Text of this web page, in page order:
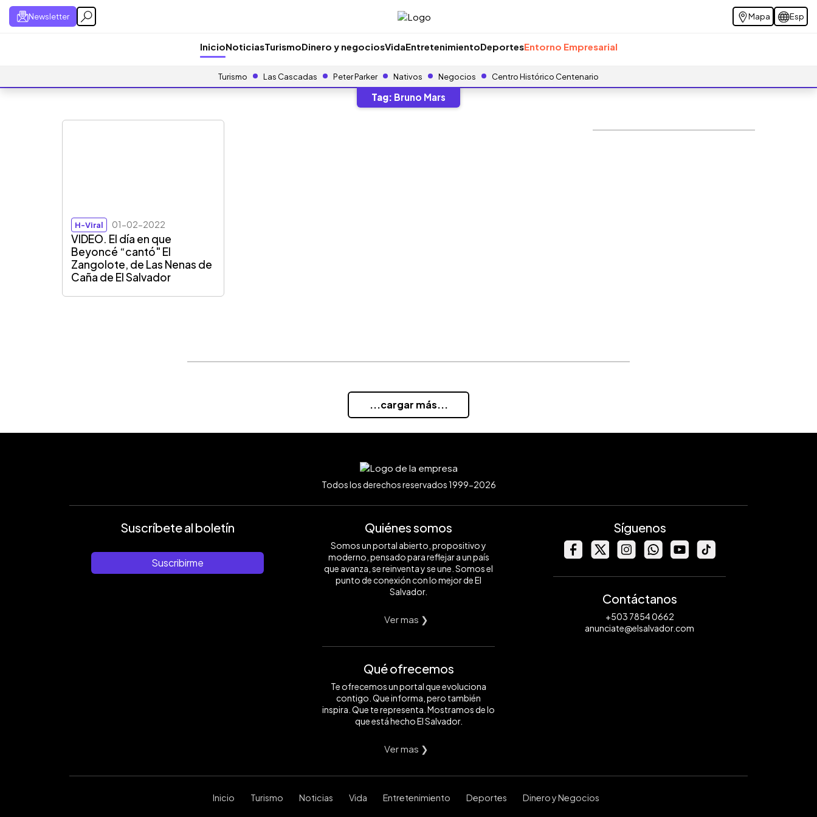
Newsletter Mapa Esp
InicioNoticiasTurismoDinero y negociosVidaEntretenimientoDeportesEntorno Empresarial
Turismo Las Cascadas Peter Parker Nativos Negocios Centro Histórico Centenario
Tag: Bruno Mars
H-Viral 01-02-2022
VIDEO. El día en que
Beyoncé “cantó" El
Zangolote, de Las Nenas de
Caña de El Salvador
...cargar más...
Todos los derechos reservados 1999-2026
Suscríbete al boletín
Suscribirme
Quiénes somos
Somos un portal abierto, propositivo y
moderno, pensado para reflejar a un país
que avanza, se reinventa y se une. Somos el
punto de conexión con lo mejor de El
Salvador.
Ver mas ❯
Qué ofrecemos
Te ofrecemos un portal que evoluciona
contigo. Que informa, pero también
inspira. Que te representa. Mostramos de lo
que está hecho El Salvador.
Ver mas ❯
Síguenos
Contáctanos
+503 7854 0662
anunciate@elsalvador.com
Inicio Turismo Noticias Vida Entretenimiento Deportes Dinero y Negocios